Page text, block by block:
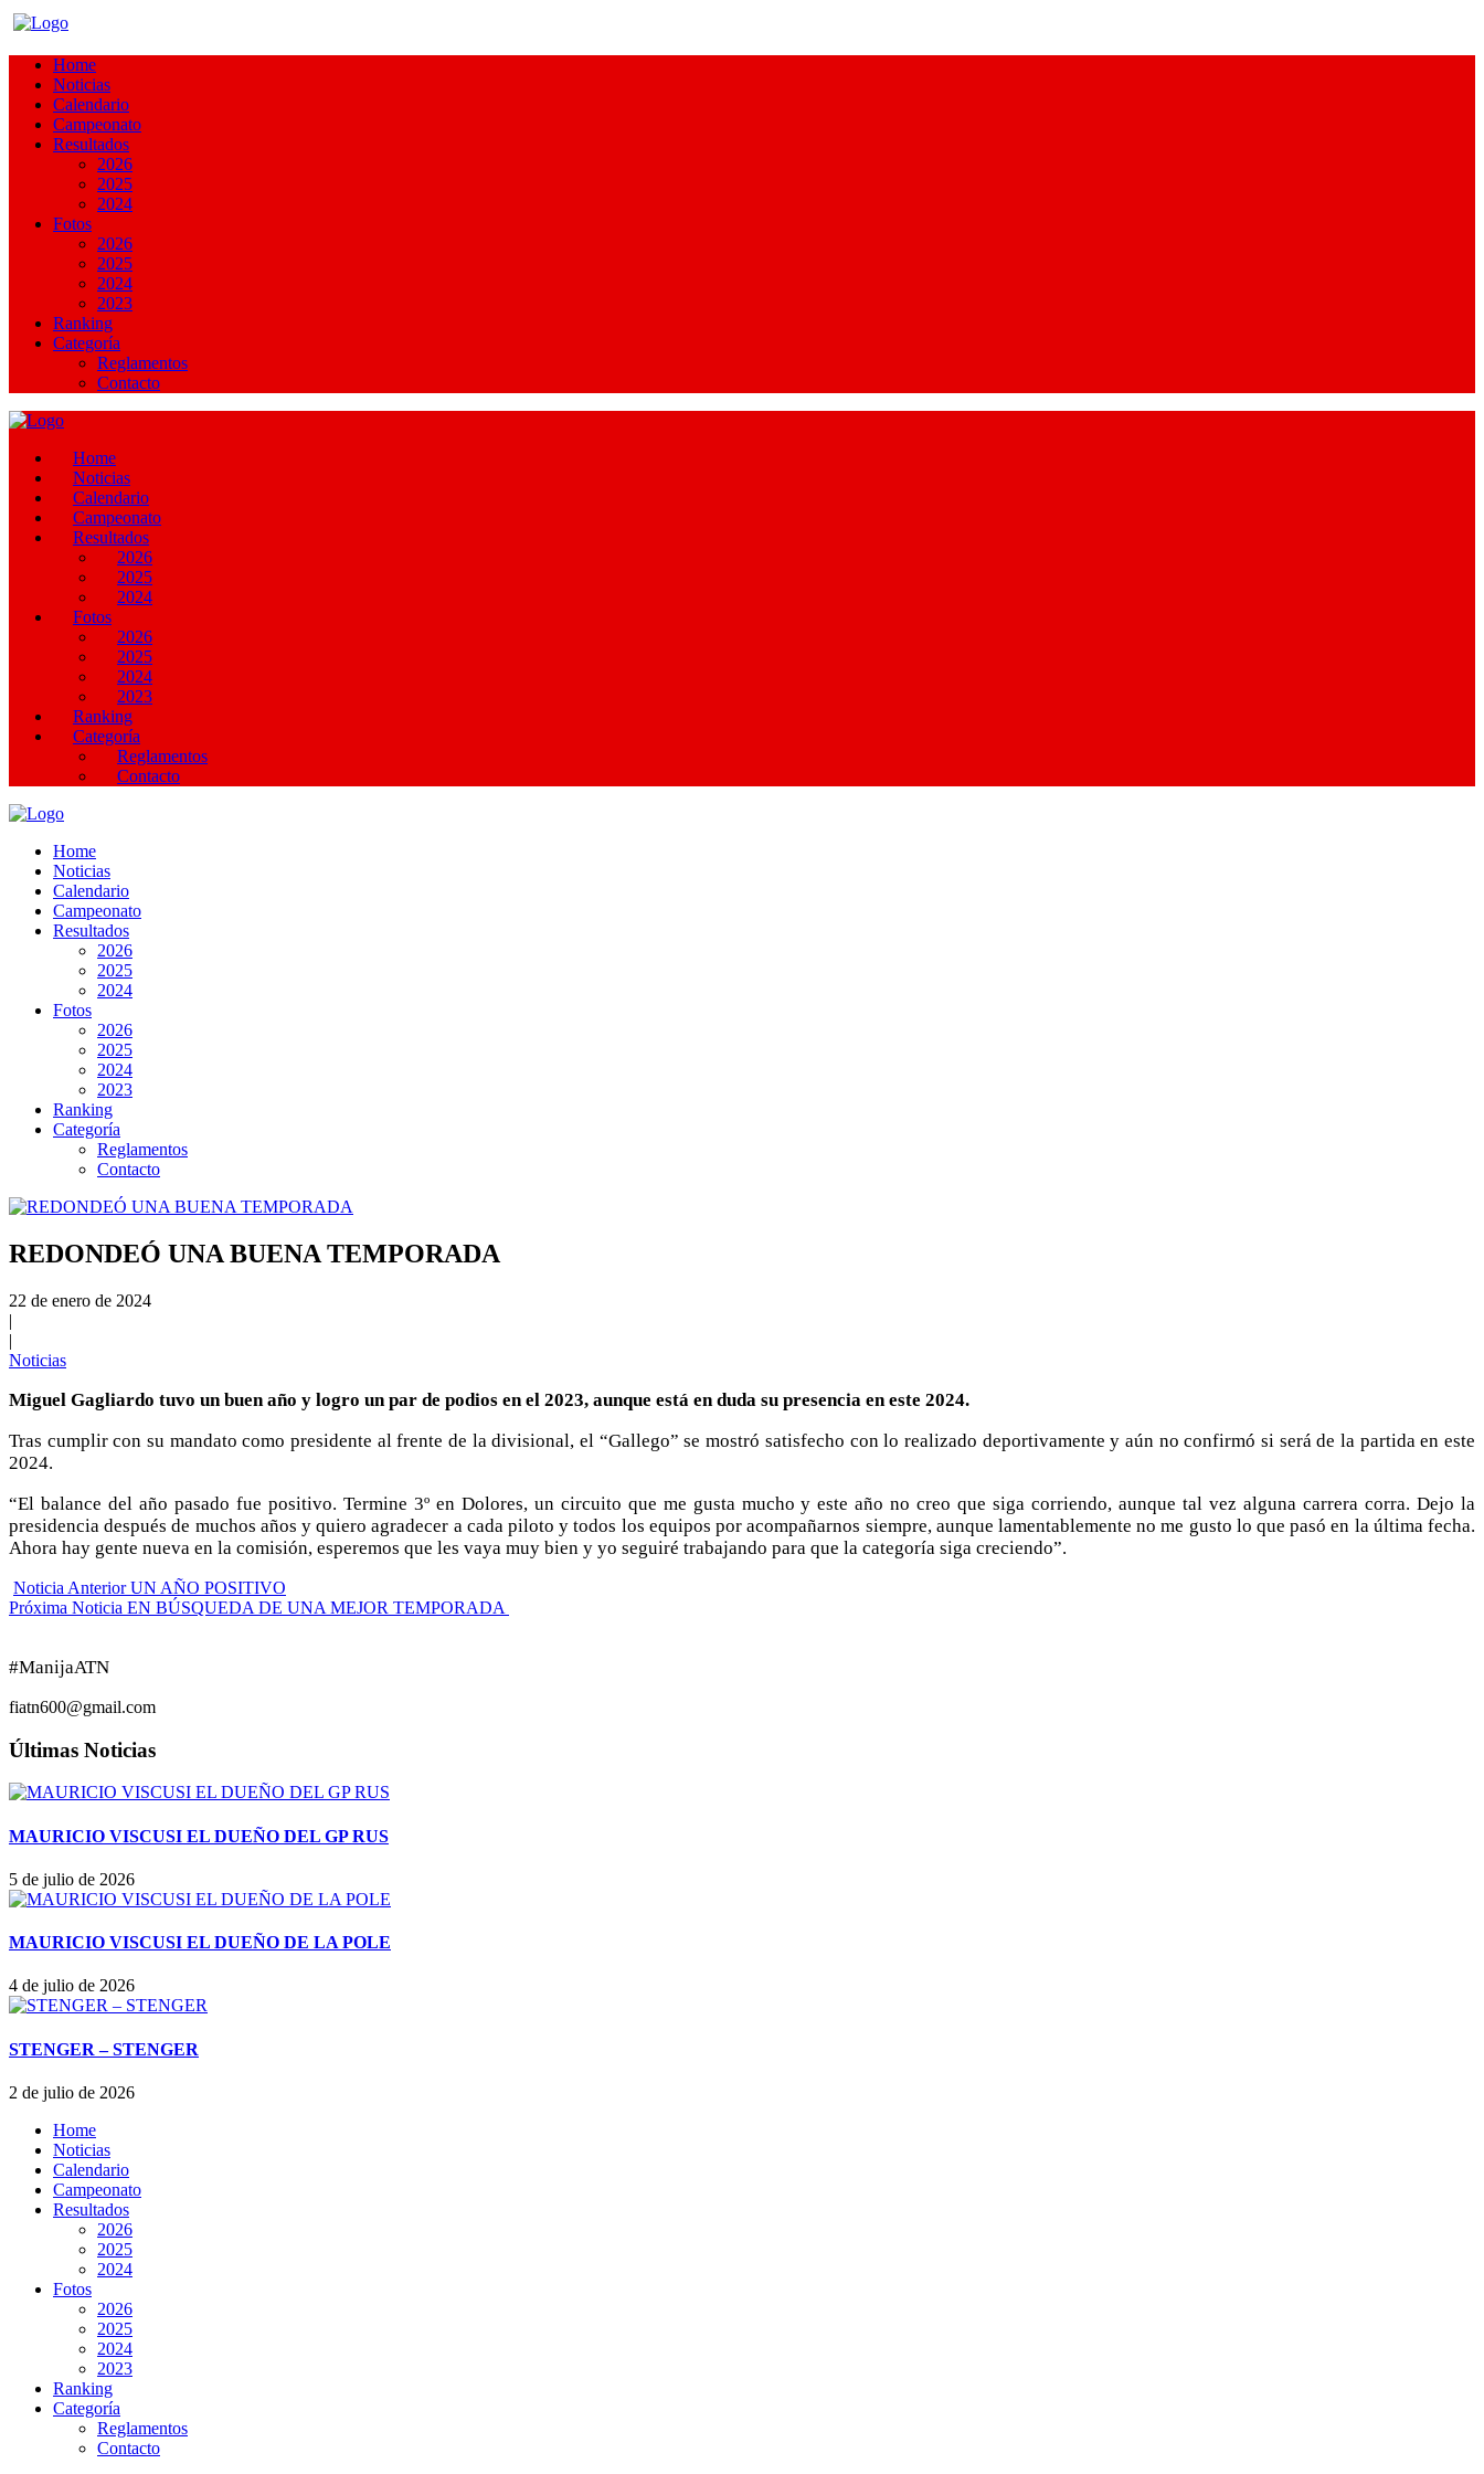
Home
Noticias
Calendario
Campeonato
Resultados
2026
2025
2024
Fotos
2026
2025
2024
2023
Ranking
Categoría
Reglamentos
Contacto
Home
Noticias
Calendario
Campeonato
Resultados
2026
2025
2024
Fotos
2026
2025
2024
2023
Ranking
Categoría
Reglamentos
Contacto
Home
Noticias
Calendario
Campeonato
Resultados
2026
2025
2024
Fotos
2026
2025
2024
2023
Ranking
Categoría
Reglamentos
Contacto
REDONDEÓ UNA BUENA TEMPORADA
22 de enero de 2024
|
|
Noticias
Miguel Gagliardo tuvo un buen año y logro un par de podios en el 2023, aunque está en duda su presencia en este 2024.
Tras cumplir con su mandato como presidente al frente de la divisional, el “Gallego” se mostró satisfecho con lo realizado deportivamente y aún no confirmó si será de la partida en este
2024.
“El balance del año pasado fue positivo. Termine 3º en Dolores, un circuito que me gusta mucho y este año no creo que siga corriendo, aunque tal vez alguna carrera corra. Dejo la
presidencia después de muchos años y quiero agradecer a cada piloto y todos los equipos por acompañarnos siempre, aunque lamentablemente no me gusto lo que pasó en la última fecha.
Ahora hay gente nueva en la comisión, esperemos que les vaya muy bien y yo seguiré trabajando para que la categoría siga creciendo”.
Noticia Anterior UN AÑO POSITIVO
Próxima Noticia EN BÚSQUEDA DE UNA MEJOR TEMPORADA
#ManijaATN
fiatn600@gmail.com
Últimas Noticias
MAURICIO VISCUSI EL DUEÑO DEL GP RUS
5 de julio de 2026
MAURICIO VISCUSI EL DUEÑO DE LA POLE
4 de julio de 2026
STENGER – STENGER
2 de julio de 2026
Home
Noticias
Calendario
Campeonato
Resultados
2026
2025
2024
Fotos
2026
2025
2024
2023
Ranking
Categoría
Reglamentos
Contacto